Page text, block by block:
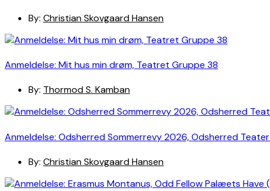
By: Christian Skovgaard Hansen
Anmeldelse: Mit hus min drøm, Teatret Gruppe 38
By: Thormod S. Kamban
Anmeldelse: Odsherred Sommerrevy 2026, Odsherred
By: Christian Skovgaard Hansen